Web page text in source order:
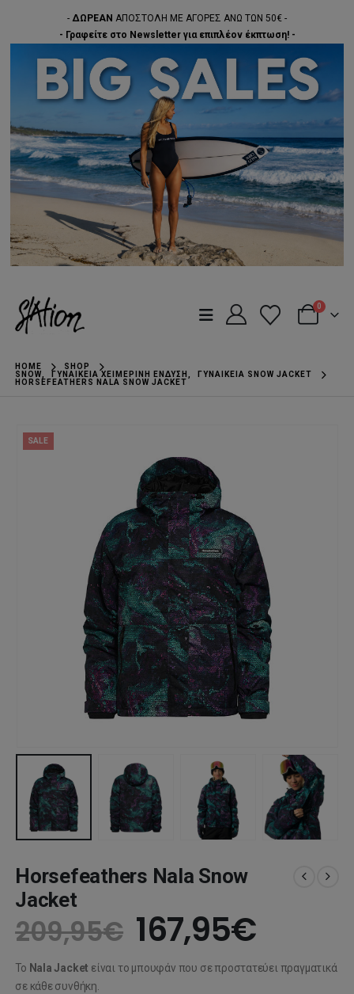
- ΔΩΡΕΑΝ ΑΠΟΣΤΟΛΗ ΜΕ ΑΓΟΡΕΣ ΑΝΩ ΤΩΝ 50€ -
- Γραφείτε στο Newsletter για επιπλέον έκπτωση! -
0
HOME
SHOP
SNOW, ΓΥΝΑΙΚΕΊΑ ΧΕΙΜΕΡΙΝΉ ΈΝΔΥΣΗ,
ΓΥΝΑΙΚΕΊΑ SNOW JACKET
HORSEFEATHERS NALA SNOW JACKET
SALE
Horsefeathers Nala Snow
Jacket
209,95€ Original
price
167,95€Η
Το Nala Jacket είναι το μπουφάν που σε προστατεύει πραγματικά
σε κάθε συνθήκη.